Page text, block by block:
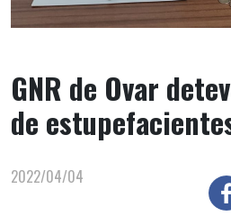
GNR de Ovar
de
2022/04/04